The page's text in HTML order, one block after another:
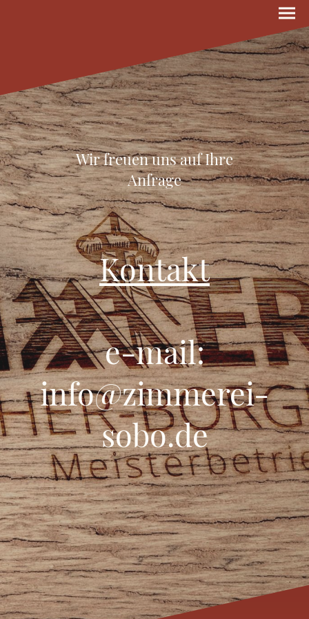
Wir freuen uns auf Ihre
Anfrage
Kontakt
e-mail:
info@zimmerei-
sobo.de